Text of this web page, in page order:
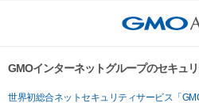
GMOインターネットグループのセキュ
世界初総合ネットセキュリティサービス「